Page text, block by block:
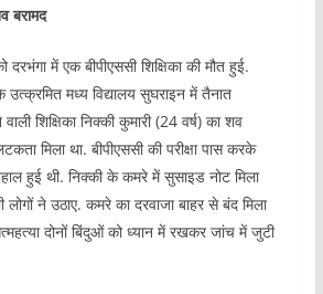
बरामद
में एक बीपीएससी शिक्षिका की मौत हुई.
उत्क्रमित मध्य विद्यालय सुघराइन में तैनात
शिक्षिका निक्की कुमारी (24 वर्ष) का शव
मिला था. बीपीएससी की परीक्षा पास करके
हुई थी. निक्की के कमरे में सुसाइड नोट मिला
ने उठाए. कमरे का दरवाजा बाहर से बंद मिला
दोनों बिंदुओं को ध्यान में रखकर जांच में जुटी